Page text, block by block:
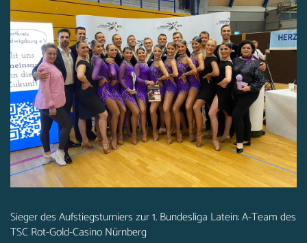
Sieger des Aufstiegsturniers zur 1. Bundesliga Latein: A-Team des
TSC Rot-Gold-Casino Nürnberg